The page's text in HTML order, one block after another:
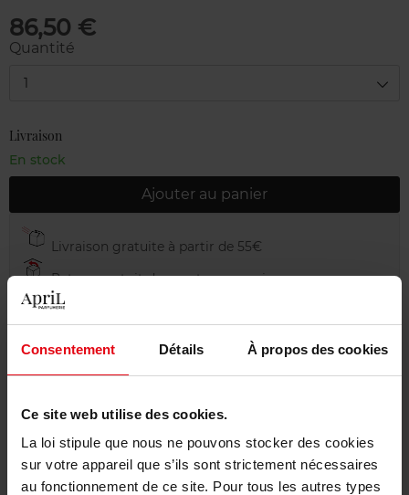
Consentement Détails À propos des cookies
Ce site web utilise des cookies.
La loi stipule que nous ne pouvons stocker des cookies
sur votre appareil que s’ils sont strictement nécessaires
au fonctionnement de ce site. Pour tous les autres types
86,50 €
Quantité
1
Livraison
En stock
Ajouter au panier
Livraison gratuite à partir de 55€
Retour gratuit dans votre magasin
Emballage cadeau offert
Description
Conseil d'utilisation